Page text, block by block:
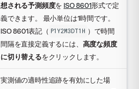
想される予測頻度を ISO 8601形式で定
義できます。 最小単位は1時間です。
ISO 8601表記（ P1Y2M3DT1H ）で時間
間隔を直接定義するには、 高度な頻度
に切り替えるをクリックします。
実測値の適時性追跡を有効にした場